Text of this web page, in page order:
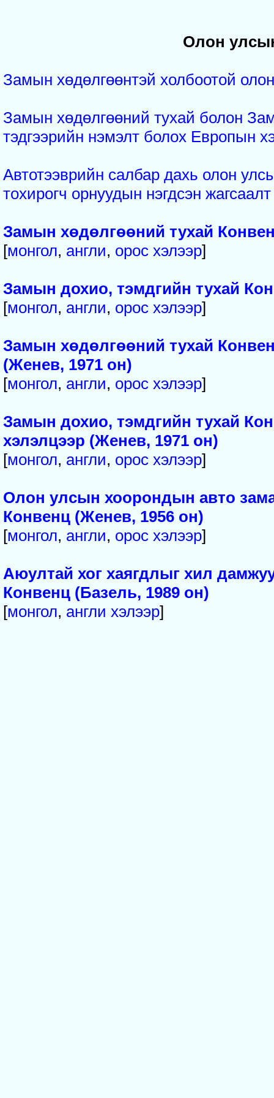
Олон
Замын хөдөлгөөнтэй холбоотой
Замын хөдөлгөөний тухай болон
тэдгээрийн нэмэлт болох Европын
Автотээврийн салбар дахь олон
тохирогч орнуудын нэгдсэн жагсаалт
Замын хөдөлгөөний тухай
[монгол, англи, орос хэлээр]
Замын дохио, тэмдгийн тухай
[монгол, англи, орос хэлээр]
Замын хөдөлгөөний тухай
(Женев, 1971 он)
[монгол, англи, орос хэлээр]
Замын дохио, тэмдгийн тухай
хэлэлцээр (Женев, 1971 он)
[монгол, англи, орос хэлээр]
Олон улсын хоорондын авто
Конвенц (Женев, 1956 он)
[монгол, англи, орос хэлээр]
Аюултай хог хаягдлыг хил
Конвенц (Базель, 1989 он)
[монгол, англи хэлээр]